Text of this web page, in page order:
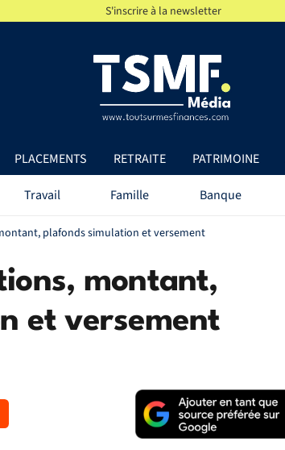
S'inscrire à la newsletter
PLACEMENTS RETRAITE PATRIMOINE
Travail Famille Banque
plafonds simulation et versement
montant,
et versement